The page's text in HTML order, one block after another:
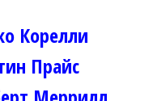
Корелли
Прайс